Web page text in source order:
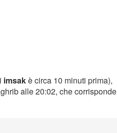
imsakè circa 10 minuti prima),
alle 20:02, che corrisponde